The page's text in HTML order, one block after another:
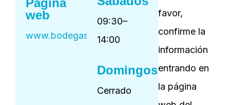
Página
web
www.bodegasgranbazan.com
09:30–
14:00
Domingos
Cerrado
favor,
confirme la
información
entrando en
la página